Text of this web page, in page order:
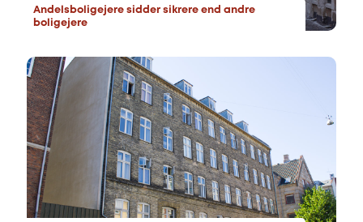
Andelsboligejere sidder sikrere end andre
boligejere